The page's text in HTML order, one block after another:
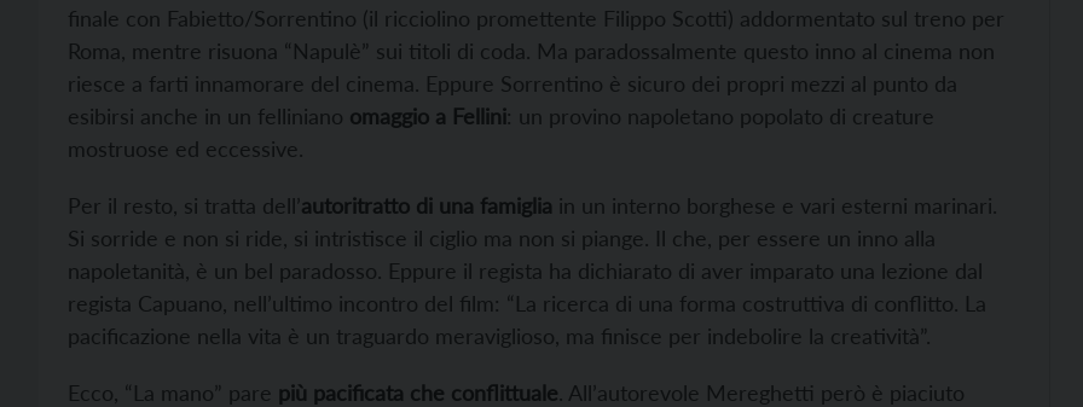
finale con Fabietto/Sorrentino (il ricciolino promettente Filippo Scotti) addormentato sul treno per
Roma, mentre risuona “Napulè” sui titoli di coda. Ma paradossalmente questo inno al cinema non
riesce a farti innamorare del cinema. Eppure Sorrentino è sicuro dei propri mezzi al punto da
esibirsi anche in un felliniano omaggio a Fellini: un provino napoletano popolato di creature
mostruose ed eccessive.
Per il resto, si tratta dell’autoritratto di una famiglia in un interno borghese e vari esterni marinari.
Si sorride e non si ride, si intristisce il ciglio ma non si piange. Il che, per essere un inno alla
napoletanità, è un bel paradosso. Eppure il regista ha dichiarato di aver imparato una lezione dal
regista Capuano, nell’ultimo incontro del film: “La ricerca di una forma costruttiva di conflitto. La
pacificazione nella vita è un traguardo meraviglioso, ma finisce per indebolire la creatività”.
Ecco, “La mano” pare più pacificata che conflittuale. All’autorevole Mereghetti però è piaciuto